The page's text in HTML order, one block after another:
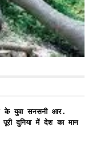
के युवा सनसनी आर.
पूरी दुनिया में देश का मान